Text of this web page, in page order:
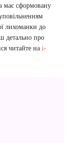
має сформовану
лихоманки до
детально про
читайте на i-